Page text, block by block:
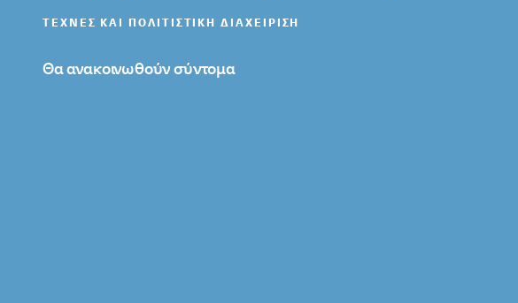
ΤΈΧΝΕΣ ΚΑΙ ΠΟΛΙΤΙΣΤΙΚΉ ΔΙΑΧΕΊΡΙΣΗ
Θα ανακοινωθούν σύντομα